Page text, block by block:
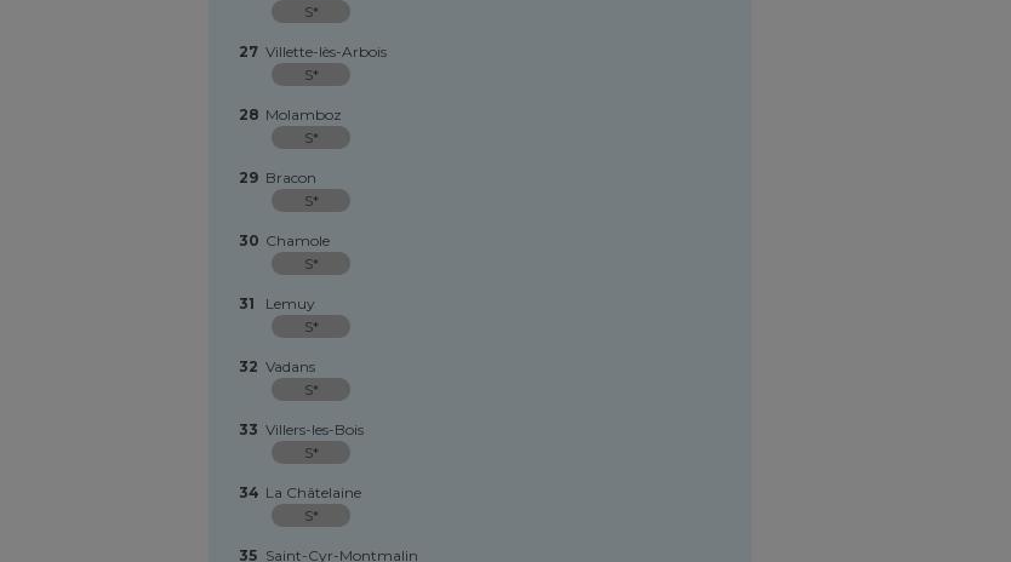
S*
27 Villette-lès-Arbois
S*
28 Molamboz
S*
29 Bracon
S*
30 Chamole
S*
31
Lemuy
S*
32 Vadans
S*
33 Villers-les-Bois
S*
34 La Châtelaine
S*
35 Saint-Cyr-Montmalin